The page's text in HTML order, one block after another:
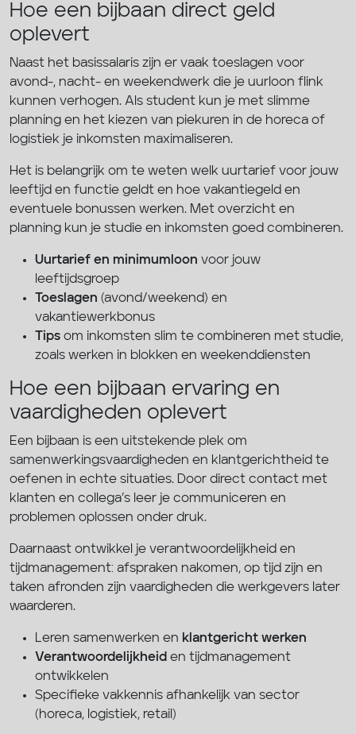
Hoe een bijbaan direct geld
oplevert
Naast het basissalaris zijn er vaak toeslagen voor
avond-, nacht- en weekendwerk die je uurloon flink
kunnen verhogen. Als student kun je met slimme
planning en het kiezen van piekuren in de horeca of
logistiek je inkomsten maximaliseren.
Het is belangrijk om te weten welk uurtarief voor jouw
leeftijd en functie geldt en hoe vakantiegeld en
eventuele bonussen werken. Met overzicht en
planning kun je studie en inkomsten goed combineren.
Uurtarief en minimumloon voor jouw
leeftijdsgroep
Toeslagen (avond/weekend) en
vakantiewerkbonus
Tips om inkomsten slim te combineren met studie,
zoals werken in blokken en weekenddiensten
Hoe een bijbaan ervaring en
vaardigheden oplevert
Een bijbaan is een uitstekende plek om
samenwerkingsvaardigheden en klantgerichtheid te
oefenen in echte situaties. Door direct contact met
klanten en collega’s leer je communiceren en
problemen oplossen onder druk.
Daarnaast ontwikkel je verantwoordelijkheid en
tijdmanagement: afspraken nakomen, op tijd zijn en
taken afronden zijn vaardigheden die werkgevers later
waarderen.
Leren samenwerken en klantgericht werken
Verantwoordelijkheid en tijdmanagement
ontwikkelen
Specifieke vakkennis afhankelijk van sector
(horeca, logistiek, retail)